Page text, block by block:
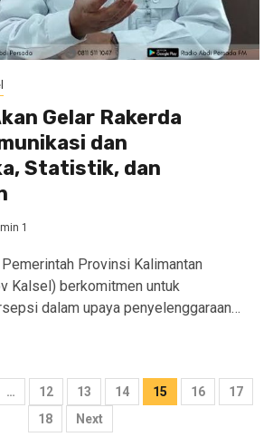
Gelar Rakerda
dan
Statistik, dan
1
Provinsi Kalimantan
Kalsel) berkomitmen untuk
dalam upaya penyelenggaraan…
… 12 13 14 15 16
17
18
Next